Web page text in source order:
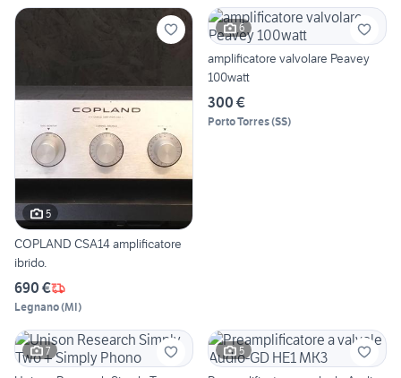
5
COPLAND CSA14 amplificatore
ibrido.
690 €
Legnano(MI)
6
amplificatore valvolare Peavey
100watt
300 €
Porto Torres(SS)
7 5